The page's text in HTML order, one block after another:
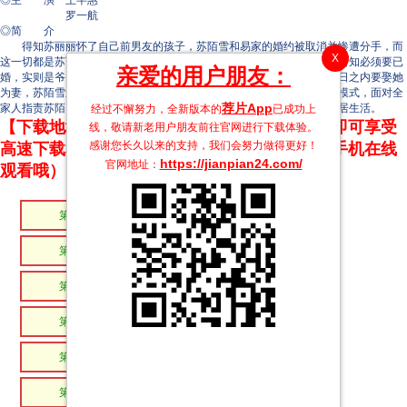
X
亲爱的用户朋友：
经过不懈努力，全新版本的荐片App已成功上
线，敬请新老用户朋友前往官网进行下载体验。
感谢您长久以来的支持，我们会努力做得更好！
官网地址： https://jianpian24.com/
罗一航
◎简 介
得知苏丽丽怀了自己前男友的孩子，苏陌雪和易家的婚约被取消并惨遭分手，而
这一切都是苏丽丽和后妈的谋划。凌墨琛即将担任凌氏董事长，但却被告知必须要已
婚，实则是爷爷着急抱孙子，凌墨琛派人调查了苏陌雪的资料并扬言三日之内要娶她
为妻，苏陌雪逃不过只得带着凌墨琛回家，凌墨琛在苏家霸气上演护妻模式，面对全
家人指责苏陌雪，唯有凌墨琛站在她身边不离不弃，两个人开启甜蜜同居生活。
【下载地址】本站专属下载器：点击下方链接 即可享受
高速下载和在线播放 专治迅雷无法下载（支持手机在线
观看哦）
第17集 第16集
第15集 第14集
第13集 第12集
第11集 第10集
第09集
第07集